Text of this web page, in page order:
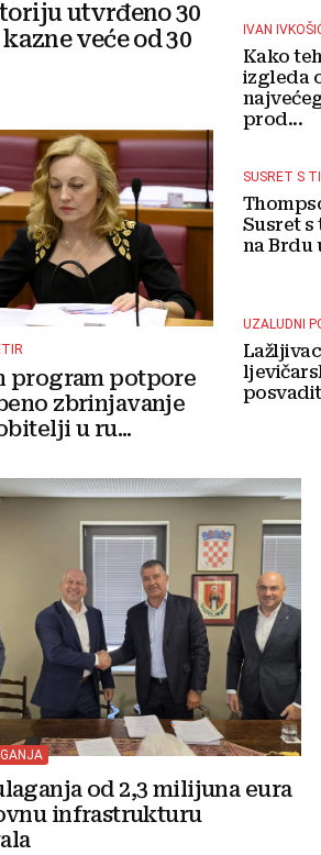
utvrđeno 30
veće od 30
program potpore
zbrinjavanje
u ru...
IVAN
Kako
izgleda
prod...
SUSRET S
Susret
na Brdu
UZALUDNI
od 2,3 milijuna eura
infrastrukturu